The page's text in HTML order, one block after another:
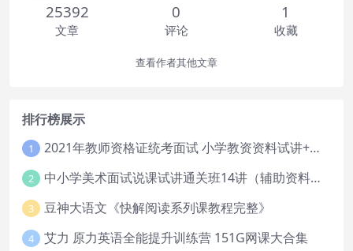
25392
文章
0
评论
1
收藏
查看作者其他文章
排行榜展示
1 2021年教师资格证统考面试 小学教资资料试讲+答辩
2 中小学美术面试说课试讲通关班14讲（辅助资料第一套）
3 豆神大语文《快解阅读系列课教程完整》
4 艾力 原力英语全能提升训练营 151G网课大合集